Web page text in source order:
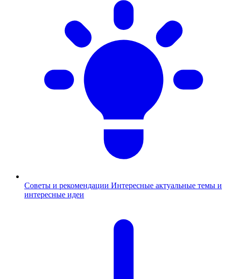
Советы и рекомендации Интересные актуальные темы и
интересные идеи